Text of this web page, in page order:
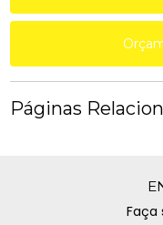
Páginas
Faça